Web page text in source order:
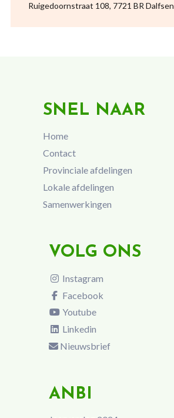
Ruigedoornstraat 108, 7721 BR Dalfsen
SNEL NAAR
Home
Contact
Provinciale afdelingen
Lokale afdelingen
Samenwerkingen
VOLG ONS
Instagram
Facebook
Youtube
Linkedin
Nieuwsbrief
ANBI